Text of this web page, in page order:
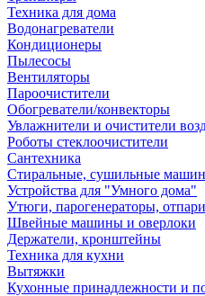
Техника для дома
Водонагреватели
Кондиционеры
Пылесосы
Вентиляторы
Пароочистители
Обогреватели/конвекторы
Увлажнители и очистители
Роботы стеклоочистители
Сантехника
Стиральные, сушильные
Устройства для "Умного дома"
Утюги, парогенераторы,
Швейные машины и оверлоки
Держатели, кронштейны
Техника для кухни
Вытяжки
Кухонные принадлежности и